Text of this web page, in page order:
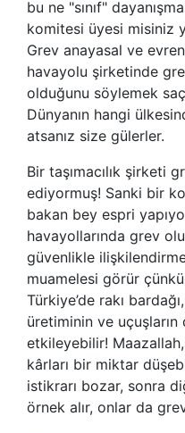
bu ne "sınıf"
komitesi üyesi misiniz
Grev anayasal ve
havayolu şirketinde
olduğunu söylemek
Dünyanın hangi
atsanız size gülerler.
Bir taşımacılık şirketi
ediyormuş! Sanki bir
bakan bey espri
havayollarında grev
güvenlikle
muamelesi görür
Türkiye’de rakı
üretiminin ve
etkileyebilir! Maazallah,
kârları bir miktar
istikrarı bozar, sonra
örnek alır, onlar da